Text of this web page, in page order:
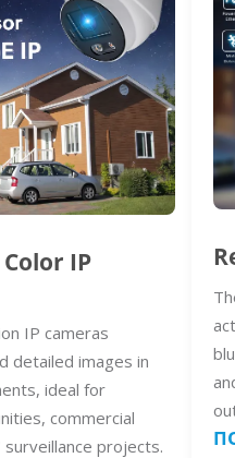
IP
IP cameras
detailed images in
ideal for
commercial
projects.